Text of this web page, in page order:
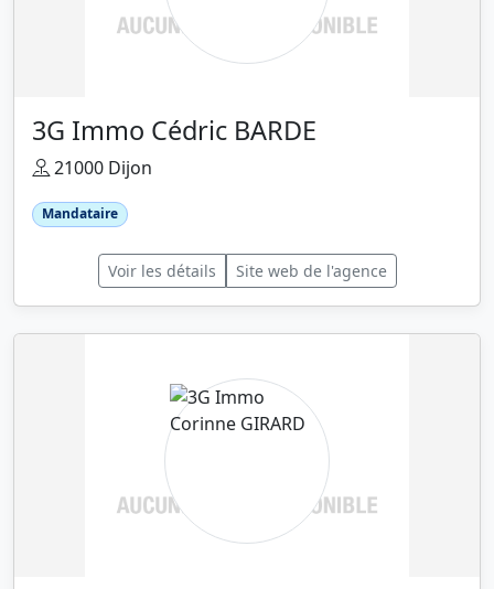
3G Immo Cédric BARDE
21000 Dijon
Mandataire
Voir les détails Site web de l'agence